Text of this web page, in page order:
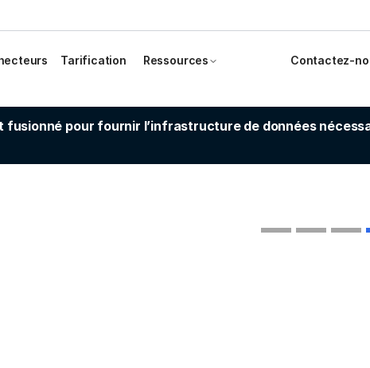
Tarification Ressources Contactez-
fusionné pour fournir l’infrastructure de données